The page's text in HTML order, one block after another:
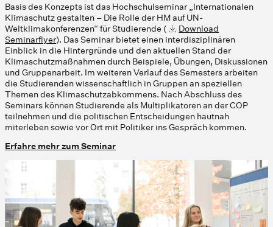
Basis des Konzepts ist das Hochschulseminar „Internationalen
Klimaschutz gestalten – Die Rolle der HM auf UN-
Weltklimakonferenzen“ für Studierende (
Download
Seminarflyer). Das Seminar bietet einen interdisziplinären
Einblick in die Hintergründe und den aktuellen Stand der
Klimaschutzmaßnahmen durch Beispiele, Übungen, Diskussionen
und Gruppenarbeit. Im weiteren Verlauf des Semesters arbeiten
die Studierenden wissenschaftlich in Gruppen an speziellen
Themen des Klimaschutzabkommens. Nach Abschluss des
Seminars können Studierende als Multiplikatoren an der COP
teilnehmen und die politischen Entscheidungen hautnah
miterleben sowie vor Ort mit Politiker ins Gespräch kommen.
Erfahre mehr zum Seminar